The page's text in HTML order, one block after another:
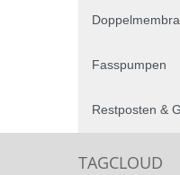
Fasspumpen
Restposten &
TAGCLOUD